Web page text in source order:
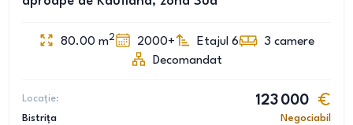
80.00 m2 2000+ Etajul 6 3 camere
Decomandat
Locație:
Bistrița
123 000
Negociabil